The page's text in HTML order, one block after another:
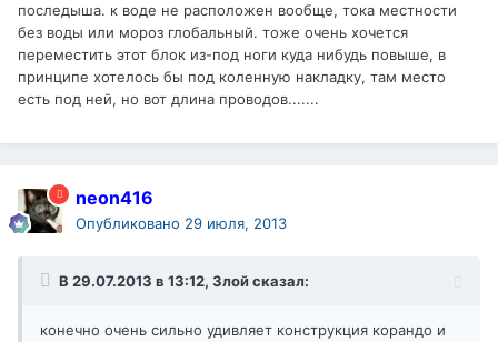
последыша. к воде не расположен вообще, тока местности
без воды или мороз глобальный. тоже очень хочется
переместить этот блок из-под ноги куда нибудь повыше, в
принципе хотелось бы под коленную накладку, там место
есть под ней, но вот длина проводов.......
neon416
Опубликовано 29 июля, 2013
В 29.07.2013 в 13:12, Злой сказал:
конечно очень сильно удивляет конструкция корандо и